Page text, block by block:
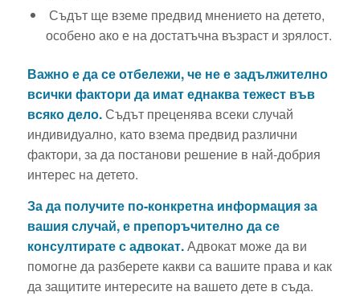
Съдът ще вземе предвид мнението на детето,
особено ако е на достатъчна възраст и зрялост.
Важно е да се отбележи, че не е задължително
всички фактори да имат еднаква тежест във
всяко дело.Съдът преценява всеки случай
индивидуално, като взема предвид различни
фактори, за да постанови решение в най-добрия
интерес на детето.
За да получите по-конкретна информация за
вашия случай, е препоръчително да се
консултирате с адвокат.Адвокат може да ви
помогне да разберете какви са вашите права и как
да защитите интересите на вашето дете в съда.